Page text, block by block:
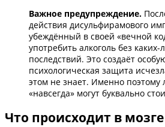
Важное предупреждение.
действия дисульфирамового
убеждённый в своей «вечной
употребить алкоголь без
последствий. Это создаёт
психологическая защита
этом не знает. Именно
«навсегда» могут буквально
Что происходит в